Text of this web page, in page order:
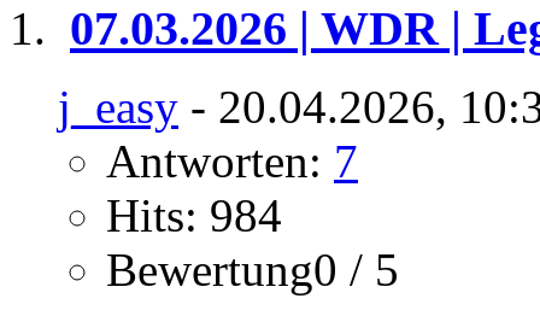
07.03.2026 | WDR |
j_easy - 20.04.2026,
Antworten: 7
Hits: 984
Bewertung0 / 5